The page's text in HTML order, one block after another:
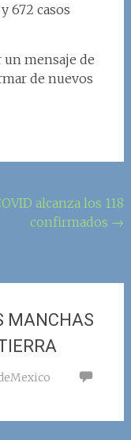
672 casos
mensaje de
de nuevos
alcanza los 118
confirmados →
MANCHAS